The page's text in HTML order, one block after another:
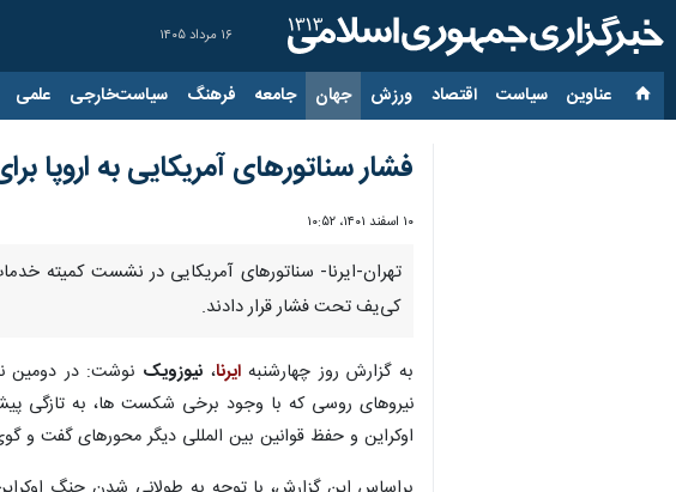
۱۶ مرداد ۱۴۰۵
عناوین‌ سیاست اقتصاد ورزش جهان جامعه فرهنگ سیاست‌خارجی علمی
فشار سناتورهای آمریکایی به اروپا
۱۰ اسفند ۱۴۰۱، ۱۰:۵۲
تهران-ایرنا- سناتورهای آمریکایی در نشست کمیته
کی‌یف تحت فشار قرار دادند.
به گزارش روز چهارشنبهایرنا،نیوزویک نوشت: در دومین
نیروهای روسی که با وجود برخی شکست ها، به تازگی
اوکراین و حفظ قوانین بین المللی دیگر محورهای گفت و